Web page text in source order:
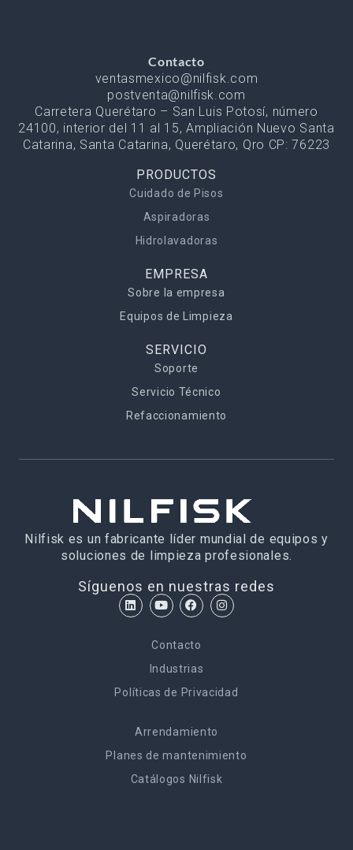
Contacto
ventasmexico@nilfisk.com
postventa@nilfisk.com
Carretera Querétaro – San Luis Potosí, número
24100, interior del 11 al 15, Ampliación Nuevo Santa
Catarina, Santa Catarina, Querétaro, Qro CP: 76223
PRODUCTOS
Cuidado de Pisos
Aspiradoras
Hidrolavadoras
EMPRESA
Sobre la empresa
Equipos de Limpieza
SERVICIO
Soporte
Servicio Técnico
Refaccionamiento
Nilfisk es un fabricante líder mundial de equipos y
soluciones de limpieza profesionales.
Síguenos en nuestras redes
Contacto
Industrias
Políticas de Privacidad
Arrendamiento
Planes de mantenimiento
Catálogos Nilfisk